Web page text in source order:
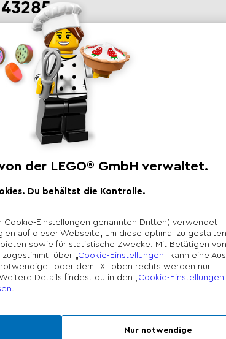
43285
Artikel
Freu dich auf
Disney Figuren Arielle,
Schwimm mit Arielle und
Schloss zu Arielles
aufbewahrt. Was wirst du
mit dem Boot zurück
Sebastian eine
in ihrer Delfinkutsche
auf die Musik!
Die Preisgestaltung liegt